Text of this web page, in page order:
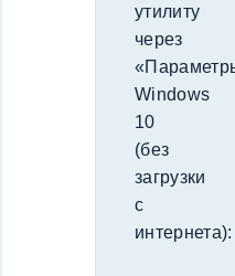
утилиту
через
Windows
10
(без
загрузки
с
интернета):